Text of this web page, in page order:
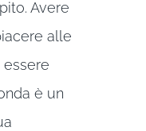
Avere
alle
è un